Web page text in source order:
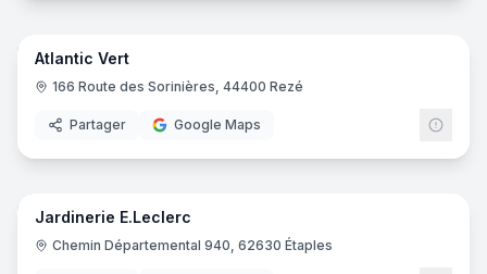
25
Atlantic Vert
166 Route des Sorinières, 44400 Rezé
Partager Google Maps
13
Jardinerie E.Leclerc
Chemin Départemental 940, 62630 Étaples